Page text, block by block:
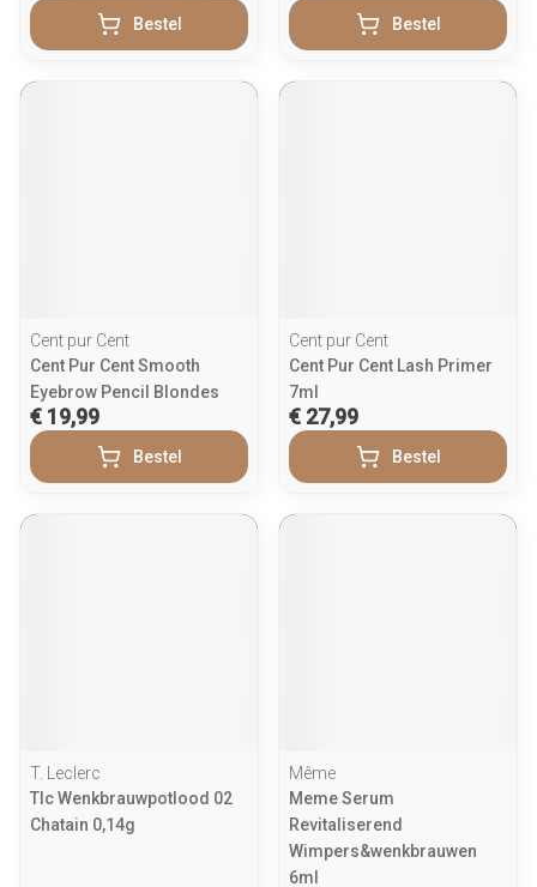
Bestel Bestel
Cent pur Cent
Cent Pur Cent Smooth
Eyebrow Pencil Blondes
€ 19,99
Bestel
Cent pur Cent
Cent Pur Cent Lash Primer
7ml
€ 27,99
Bestel
T. Leclerc
Tlc Wenkbrauwpotlood 02
Chatain 0,14g
Même
Meme Serum
Revitaliserend
Wimpers&wenkbrauwen
6ml